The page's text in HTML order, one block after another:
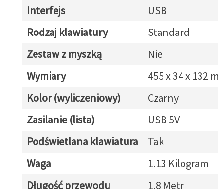
Interfejs
USB
Rodzaj klawiatury
Standard
Zestaw z myszką
Nie
Wymiary
455 x 34 x 132
Kolor (wyliczeniowy)
Czarny
Zasilanie (lista)
USB 5V
Podświetlana klawiatura
Tak
Waga
1.13 Kilogram
Długość przewodu
1.8 Metr